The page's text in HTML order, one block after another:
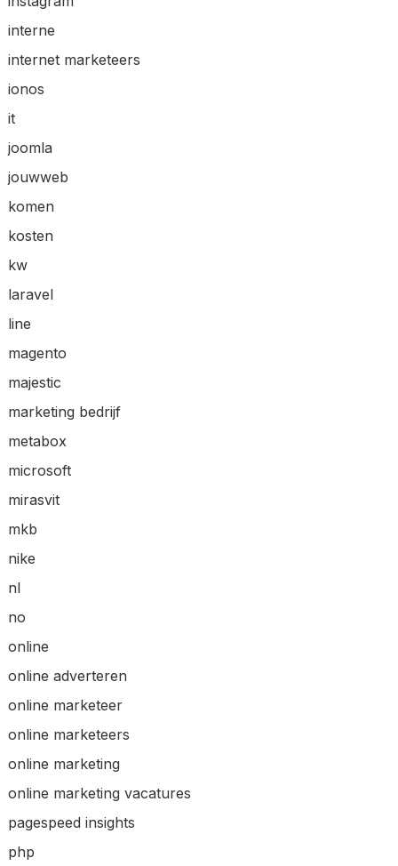
interne
internet marketeers
ionos
it
joomla
jouwweb
komen
kosten
kw
laravel
line
magento
majestic
marketing bedrijf
metabox
microsoft
mirasvit
mkb
nike
nl
no
online
online adverteren
online marketeer
online marketeers
online marketing
online marketing vacatures
pagespeed insights
php